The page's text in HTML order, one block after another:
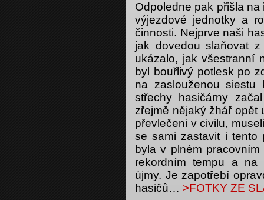
Odpoledne pak přišla
výjezdové jednotky a
činnosti. Nejprve naši
jak dovedou slaňovat
ukázalo, jak všestranní
byl bouřlivý potlesk po
na zaslouženou
střechy hasičárny
zřejmě nějaký žhář opět
převlečeni v civilu,
se sami zastavit i tento
byla v plném
rekordním tempu a na
újmy. Je zapotřebí
hasičů… >FOTKY ZE